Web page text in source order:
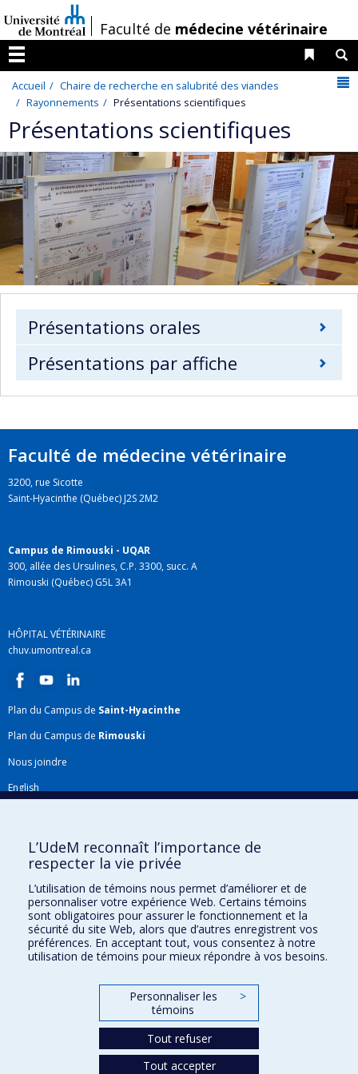
au
contenu
/Faculté de médecine vétérinaire
Menu
Liens
Accueil
Chaire de recherche en salubrité des viandes
Rayonnements
Présentations scientifiques
Présentations scientifiques
Présentations orales
Présentations par affiche
Faculté de médecine vétérinaire
3200, rue Sicotte
Saint-Hyacinthe (Québec) J2S 2M2
Campus de Rimouski - UQAR
300, allée des Ursulines, C.P. 3300, succ. A
Rimouski (Québec) G5L 3A1
HÔPITAL VÉTÉRINAIRE
chuv.umontreal.ca
Plan du Campus de Saint-Hyacinthe
Plan du Campus de Rimouski
Nous joindre
English
Plan du site
Accessibilité
Gabarits et image de marque
Agenda FMV & calendrier académique
La Faculté de médecine vétérinaire de l'Université de Montréal détient
l'agrément completde l'AVMAet est membre de l'AAVMC.
L’UdeM reconnaît l’importance de
respecter la vie privée
L’utilisation de témoins nous permet d’améliorer et de
personnaliser votre expérience Web. Certains témoins
sont obligatoires pour assurer le fonctionnement et la
sécurité du site Web, alors que d’autres enregistrent vos
préférences. En acceptant tout, vous consentez à notre
utilisation de témoins pour mieux répondre à vos besoins.
Personnaliser les
témoins
>
Tout refuser
Tout accepter